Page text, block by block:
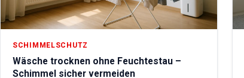
SCHIMMELSCHUTZ
Wäsche trocknen ohne Feuchtestau –
Schimmel sicher vermeiden